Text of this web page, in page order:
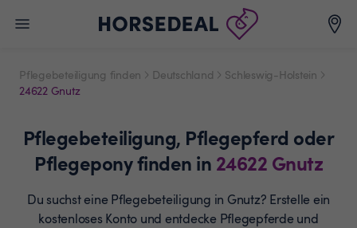
Pflegebeteiligung finden Deutschland
Schleswig-Holstein
24622 Gnutz
Pflegebeteiligung, Pflegepferd oder
Pflegeponyfinden in 24622 Gnutz
Du suchst eine Pflegebeteiligung in Gnutz? Erstelle ein
kostenloses Konto und entdecke Pflegepferde und